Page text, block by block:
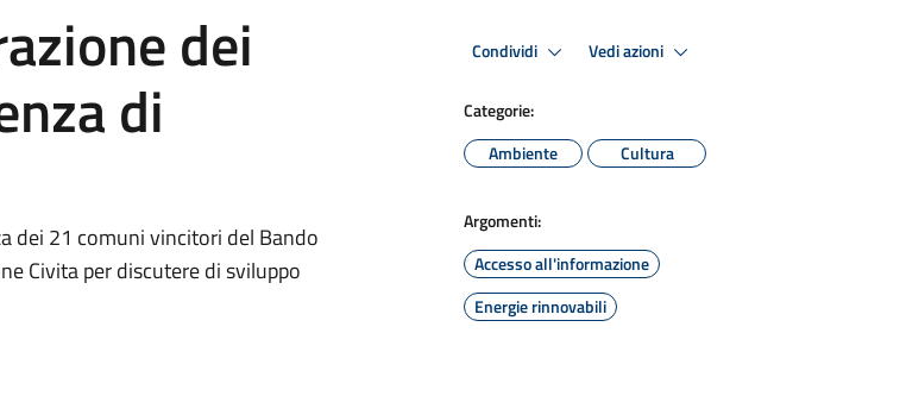
dei
di
dei 21 comuni vincitori del Bando
Civita per discutere di sviluppo
Condividi Vedi azioni
Categorie:
Ambiente
Cultura
Argomenti:
Accesso all'informazione
Energie rinnovabili